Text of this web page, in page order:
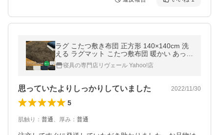
ラグ こたつ敷き布団 正方形 140×140cm 洗
える ラグマット こたつ敷布団 暖かい あった
か 床暖房対応 ホットカーペット対応 マット
カーペット
寝具の専門店リヴェール Yahoo!店
思っていたよりしっかりしていました 2022/11/30
5
肌触り ： 普通、 厚み ： 普通